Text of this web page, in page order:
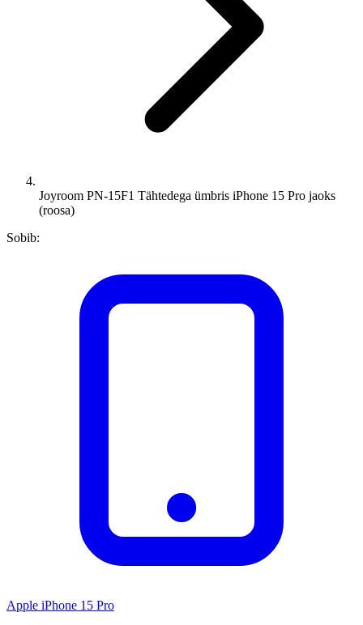
Joyroom PN-15F1 Tähtedega ümbris iPhone 15 Pro jaoks
(roosa)
Sobib:
Apple iPhone 15 Pro